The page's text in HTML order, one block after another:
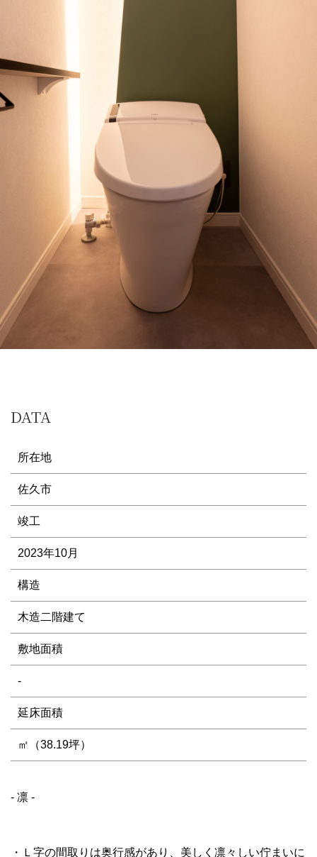
DATA
所在地
佐久市
竣工
2023年10月
構造
木造二階建て
敷地面積
-
延床面積
㎡（38.19坪）
- 凛 -
・Ｌ字の間取りは奥行感があり、美しく凛々しい佇まいに